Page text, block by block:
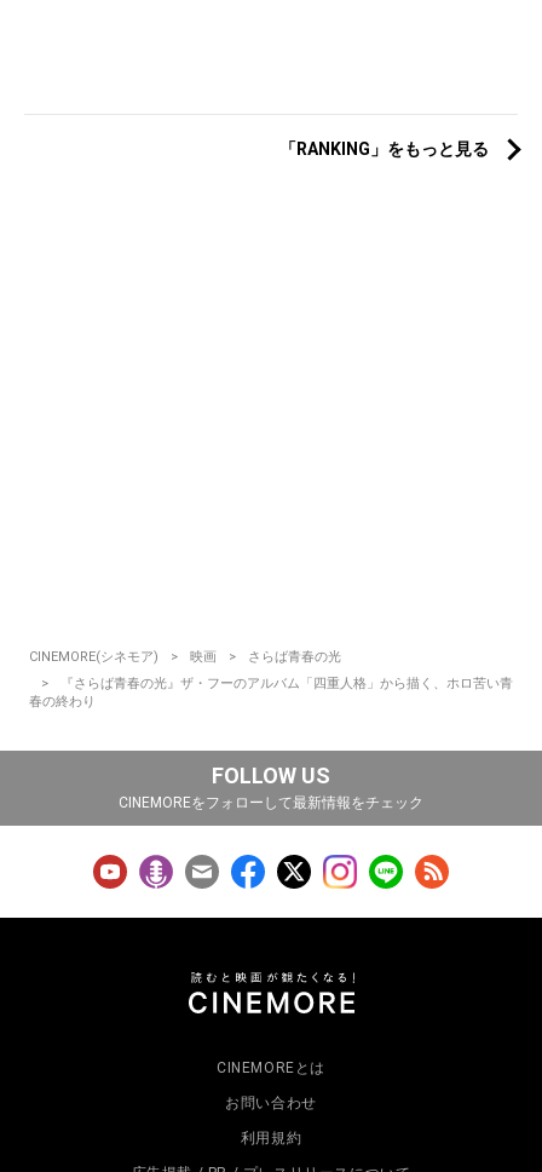
「RANKING」をもっと見る
CINEMORE(シネモア) 映画
さらば青春の光
『さらば青春の光』ザ・フーのアルバム「四重人格」から描く、ホロ苦い青
春の終わり
FOLLOW US
CINEMOREをフォローして最新情報をチェック
CINEMOREとは
お問い合わせ
利用規約